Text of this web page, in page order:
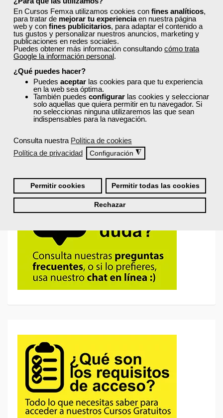
En Cursos Femxa utilizamos cookies con fines analíticos,
para tratar de mejorar tu experienciaen nuestra página
web y con fines publicitarios, para adaptar el contenido a
tus gustos y personalizar nuestros anuncios, marketing y
publicaciones en redes sociales.
Puedes obtener más información consultando cómo trata
Google la información personal.
¿Qué puedes hacer?
Puedes aceptar las cookies para que tu experiencia
en la web sea óptima.
También puedes configurar las cookies y seleccionar
solo aquellas que quiera permitir en tu navegador. Si
no seleccionas ninguna utilizaremos las que sean
indispensables para la navegación.
Consulta nuestra Política de cookies
Política de privacidad
Configuración ◮
Permitir cookies Permitir todas las cookies
Rechazar
Recordarme
Iniciar sesión
¿No recuerdas tu nombre de usuario o contraseña?